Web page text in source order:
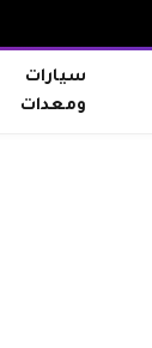
سيارات
ومعدات